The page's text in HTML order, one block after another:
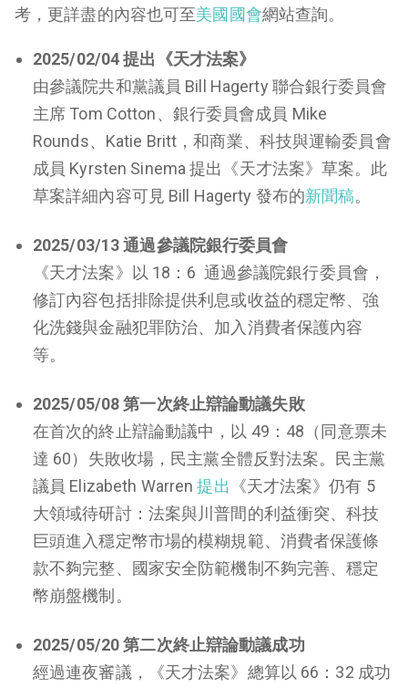
考，更詳盡的內容也可至美國國會網站查詢。
2025/02/04 提出《天才法案》
由參議院共和黨議員 Bill Hagerty 聯合銀行委員會
主席 Tom Cotton、銀行委員會成員 Mike
Rounds、Katie Britt，和商業、科技與運輸委員會
成員 Kyrsten Sinema 提出《天才法案》草案。此
草案詳細內容可見 Bill Hagerty 發布的新聞稿。
2025/03/13 通過參議院銀行委員會
《天才法案》以 18：6 通過參議院銀行委員會，
修訂內容包括排除提供利息或收益的穩定幣、強
化洗錢與金融犯罪防治、加入消費者保護內容
等。
2025/05/08 第一次終止辯論動議失敗
在首次的終止辯論動議中，以 49：48（同意票未
達 60）失敗收場，民主黨全體反對法案。民主黨
議員 Elizabeth Warren提出 《天才法案》仍有 5
大領域待研討：法案與川普間的利益衝突、科技
巨頭進入穩定幣市場的模糊規範、消費者保護條
款不夠完整、國家安全防範機制不夠完善、穩定
幣崩盤機制。
2025/05/20 第二次終止辯論動議成功
經過連夜審議，《天才法案》總算以 66：32 成功